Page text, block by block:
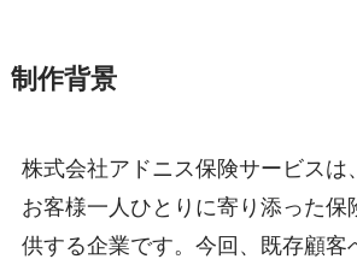
制作背景
株式会社アドニス保険サービスは
お客様一人ひとりに寄り添った保
供する企業です。今回、既存顧客